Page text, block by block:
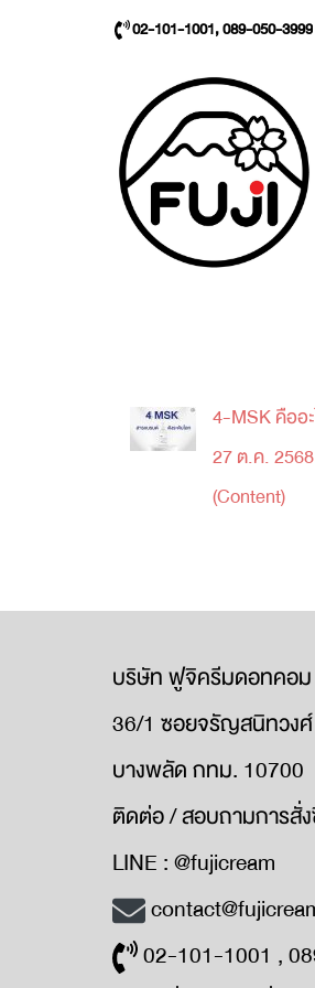
02-101-1001, 089-050-3999
4-MSK คืออะ
27 ต.ค. 2568
(Content)
บริษัท ฟูจิครีมดอทคอ
36/1 ซอยจรัญสนิทวงศ์
บางพลัด กทม. 10700
ติดต่อ / สอบถามการสั่
LINE : @fujicream
02-101-1001 ,